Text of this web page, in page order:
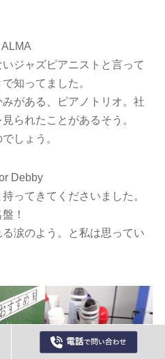
ジャズピアニストと言って
知ってました。
がある、ピアノトリオ。社
られたことがあるそう。
しょう。
Debby
ってきてくださいました。
！
涙のよう。と私は思ってい